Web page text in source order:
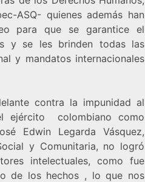
ASQ- quienes además han
para que se garantice el
y se les brinden todas las
y mandatos internacionales
contra la impunidad al
ejército colombiano como
Edwin Legarda Vásquez,
y Comunitaria, no logró
intelectuales, como fue
de los hechos , lo que nos